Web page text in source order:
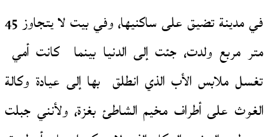
في مدينة تضيق على ساكنيها، وفي بيت لا يتجاوز 45
متر مربع ولدت، جئت إلى الدنيا بينما كانت أمي
تغسل ملابس الأب الذي انطلق بها إلى عيادة وكالة
الغوث على أطراف مخيم الشاطئ بغزة، ولأنني جبلت